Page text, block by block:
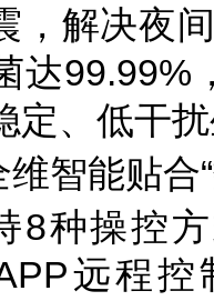
，解决夜
达99.99%
定、低干
维智能贴合
8种操控
远程